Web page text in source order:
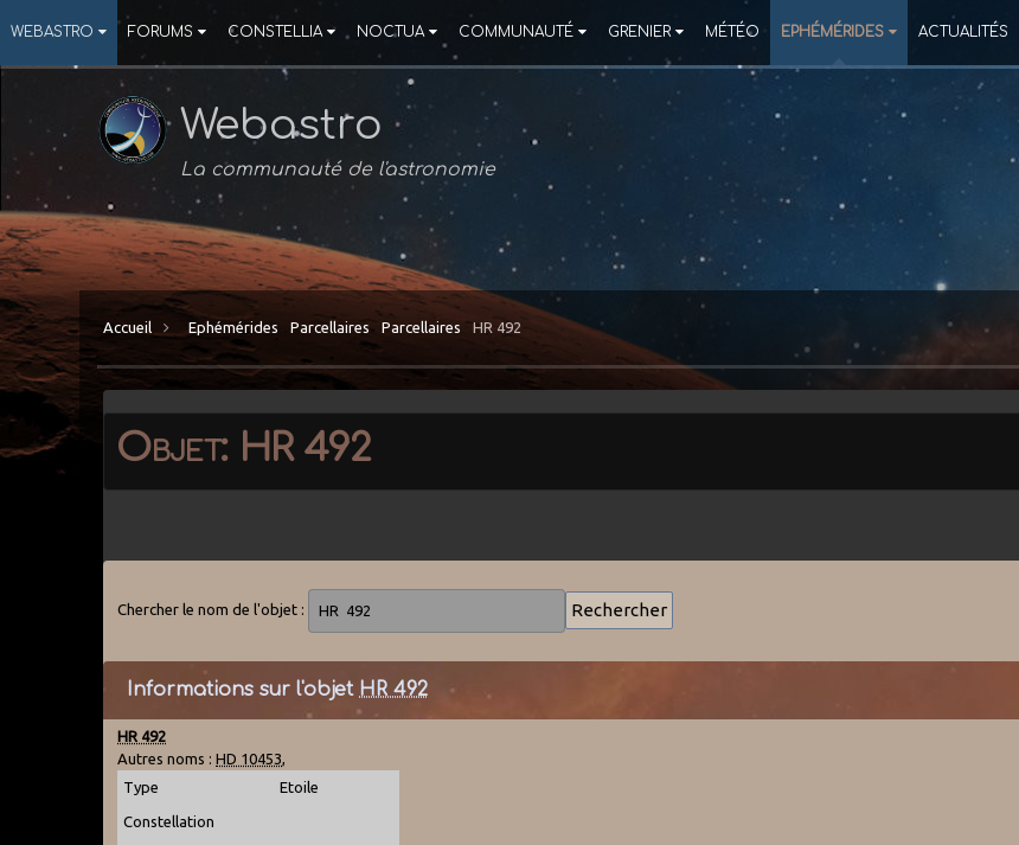
WEBASTRO FORUMS CONSTELLIA NOCTUA COMMUNAUTÉ GRENIER MÉTÉO EPHÉMÉRIDES ACTUALITÉS
Webastro
La communauté de l'astronomie
Accueil Ephémérides Parcellaires Parcellaires HR 492
Objet: HR 492
Chercher le nom de l'objet :
Informations sur l'objet HR 492
HR 492
Autres noms :HD 10453
Type
Etoile
Constellation